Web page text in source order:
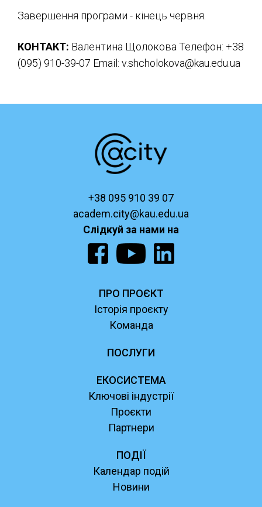
Завершення програми - кінець червня.
КОНТАКТ: Валентина Щолокова Телефон: +38
(095) 910-39-07 Email: v.shcholokova@kau.edu.ua
+38 095 910 39 07
academ.city@kau.edu.ua
Слідкуй за нами на
ПРО ПРОЄКТ
Історія проєкту
Команда
ПОСЛУГИ
ЕКОСИСТЕМА
Ключові індустрії
Проєкти
Партнери
ПОДІЇ
Календар подій
Новини